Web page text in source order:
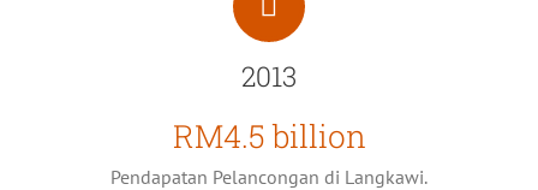
2013
RM4.5 billion
Pendapatan Pelancongan di Langkawi.